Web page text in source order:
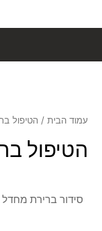
עמוד הבית / הטיפול
הטיפול